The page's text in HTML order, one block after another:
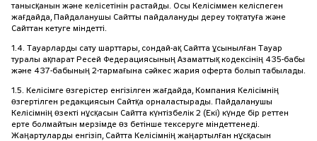
танысқанын және келісетінін растайды. Осы Келісіммен келіспеген
жағдайда, Пайдаланушы Сайтты пайдалануды дереу тоқтатуға және
Сайттан кетуге міндетті.
1.4. Тауарларды сату шарттары, сондай-ақ Сайтта ұсынылған Тауар
туралы ақпарат Ресей Федерациясының Азаматтық кодексінің 435-бабы
және 437-бабының 2-тармағына сәйкес жария оферта болып табылады.
1.5. Келісімге өзгерістер енгізілген жағдайда, Компания Келісімнің
өзгертілген редакциясын Сайтқа орналастырады. Пайдаланушы
Келісімнің өзекті нұсқасын Сайтта күнтізбелік 2 (Екі) күнде бір реттен
ерте болмайтын мерзімде өз бетінше тексеруге міндеттенеді.
Жаңартуларды енгізіп, Сайтта Келісімнің жаңартылған нұсқасын